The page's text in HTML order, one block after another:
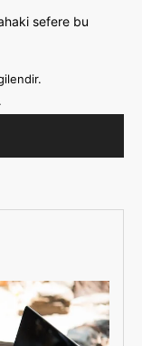
sefere bu